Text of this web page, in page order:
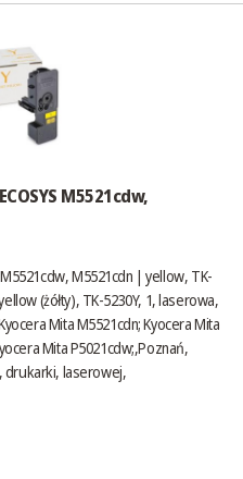
M5521cdw,
M5521cdn | yellow, TK-
(żółty), TK-5230Y, 1, laserowa,
Mita M5521cdn; Kyocera Mita
Mita P5021cdw;,Poznań,
drukarki, laserowej,